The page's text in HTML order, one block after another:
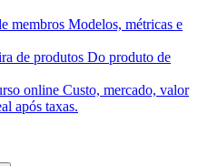
membros Modelos, métricas e
de produtos Do produto de
online Custo, mercado, valor
após taxas.